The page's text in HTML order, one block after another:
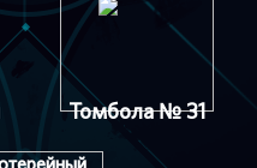
Томбола № 31